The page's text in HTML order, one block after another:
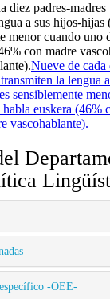
diez padres-madres
a sus hijos-
menor cuando uno
con madre
Nueve de cada
la lengua
sensiblemente
euskera (46%
vascohablante).
-OEE-